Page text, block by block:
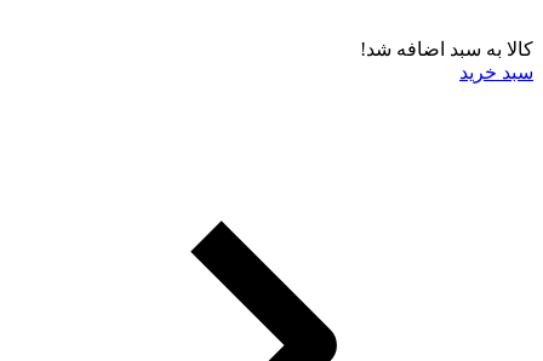
کالا به سبد اضافه شد!
سبد خرید